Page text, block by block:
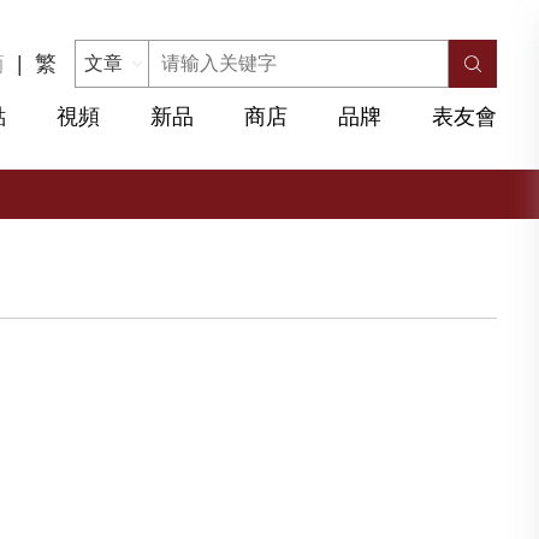
| 繁
視頻 新品 商店 品牌 表友會